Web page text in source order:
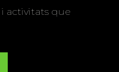
activitats que